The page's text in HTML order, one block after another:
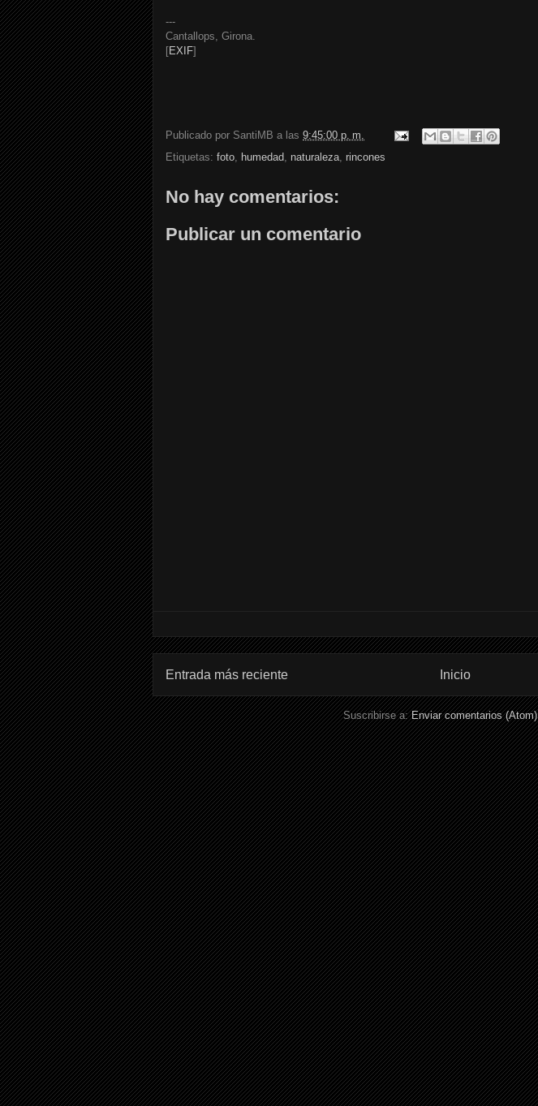
---
Cantallops, Girona.
[EXIF]
Publicado por SantiMB a las 9:45:00 p. m.
Etiquetas: foto, humedad, naturaleza, rincones
No hay comentarios:
Publicar un comentario
Entrada más reciente Inicio
Suscribirse a:Enviar comentarios (Atom)